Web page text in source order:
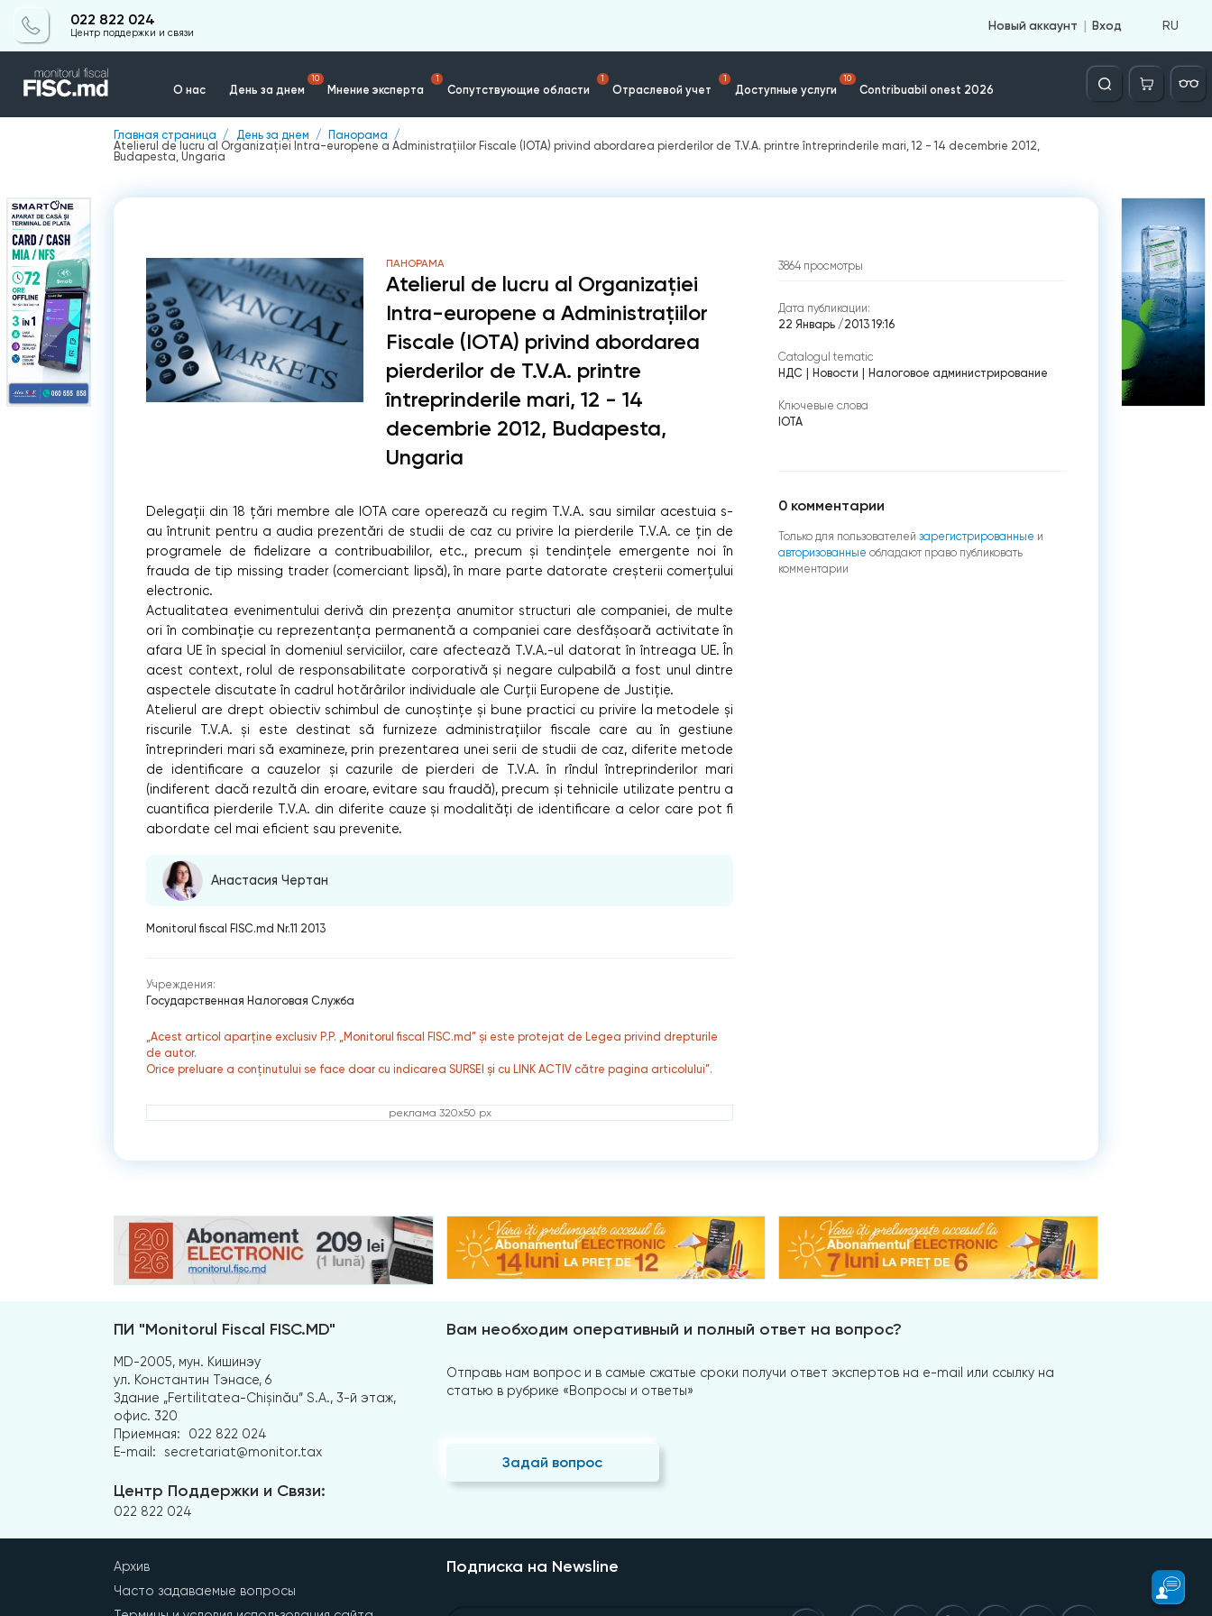
022 822 024
Центр поддержки и связи
Новый аккаунт Вход RU
О нас День за днем
10
Мнение эксперта
1
Сопутствующие области
1
Отраслевой учет
1
Доступные услуги
10
Contribuabil onest 2026
Контакты
Căutare
Главная страница День за днем
Панорама
Atelierul de lucru al Organizaţiei Intra-europene a Administraţiilor Fiscale (IOTA) privind abordarea pierderilor de T.V.A. printre întreprinderile mari, 12 - 14 decembrie 2012,
Budapesta, Ungaria
ПАНОРАМА
Atelierul de lucru al Organizaţiei
Intra-europene a Administraţiilor
Fiscale (IOTA) privind abordarea
pierderilor de T.V.A. printre
întreprinderile mari, 12 - 14
decembrie 2012, Budapesta,
Ungaria
Delegații din 18 țări membre ale IOTA care operează cu regim T.V.A. sau similar acestuia s-
au întrunit pentru a audia prezentări de studii de caz cu privire la pierderile T.V.A. ce țin de
programele de fidelizare a contribuabililor, etc., precum și tendințele emergente noi în
frauda de tip missing trader (comerciant lipsă), în mare parte datorate creșterii comerțului
electronic.
Actualitatea evenimentului derivă din prezența anumitor structuri ale companiei, de multe
ori în combinație cu reprezentanța permanentă a companiei care desfășoară activitate în
afara UE în special în domeniul serviciilor, care afectează T.V.A.-ul datorat în întreaga UE. În
acest context, rolul de responsabilitate corporativă și negare culpabilă a fost unul dintre
aspectele discutate în cadrul hotărârilor individuale ale Curții Europene de Justiție.
Atelierul are drept obiectiv schimbul de cunoștințe și bune practici cu privire la metodele și
riscurile T.V.A. și este destinat să furnizeze administrațiilor fiscale care au în gestiune
întreprinderi mari să examineze, prin prezentarea unei serii de studii de caz, diferite metode
de identificare a cauzelor și cazurile de pierderi de T.V.A. în rîndul întreprinderilor mari
(indiferent dacă rezultă din eroare, evitare sau fraudă), precum și tehnicile utilizate pentru a
cuantifica pierderile T.V.A. din diferite cauze și modalități de identificare a celor care pot fi
abordate cel mai eficient sau prevenite.
Анастасия Чертан
Monitorul fiscal FISC.md Nr.11 2013
Учреждения:
Государственная Налоговая Служба
„Acest articol aparține exclusiv P.P. „Monitorul fiscal FISC.md” și este protejat de Legea privind drepturile
de autor.
Orice preluare a conținutului se face doar cu indicarea SURSEI și cu LINK ACTIV către pagina articolului”.
реклама 320x50 px
3864 просмотры
Дата публикации:
22 Январь /2013 19:16
Catalogul tematic
НДС
Новости Налоговое администрирование
Ключевые слова
IOTA
0 комментарии
Только для пользователей зарегистрированные и
авторизованные обладают право публиковать
комментарии
ПИ "Monitorul Fiscal FISC.MD"
MD-2005, мун. Кишинэу
ул. Константин Тэнасе, 6
Здание „Fertilitatea-Chișinău” S.A., 3-й этаж,
офис. 320
Приемная:
022 822 024
E-mail:
secretariat@monitor.tax
Центр Поддержки и Связи:
022 822 024
Вам необходим оперативный и полный ответ на вопрос?
Отправь нам вопрос и в самые сжатые сроки получи ответ экспертов на e-mail или ссылку на
статью в рубрике «Вопросы и ответы»
Задай вопрос
Архив
Часто задаваемые вопросы
Подписка на Newsline